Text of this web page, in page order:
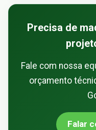
Precisa de
Fale com nossa
orçamento
Falar